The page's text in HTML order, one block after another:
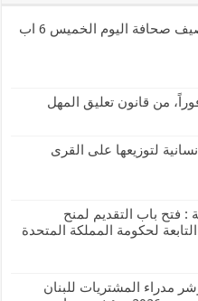
almontasher:رصيف صحافة اليوم الخميس 6 اب
من قانون تعليق المهل
لتوزيعها على القرى
: فتح باب التقديم لمنح
لحكومة المملكة المتحدة
مدراء المشتريات للبنان